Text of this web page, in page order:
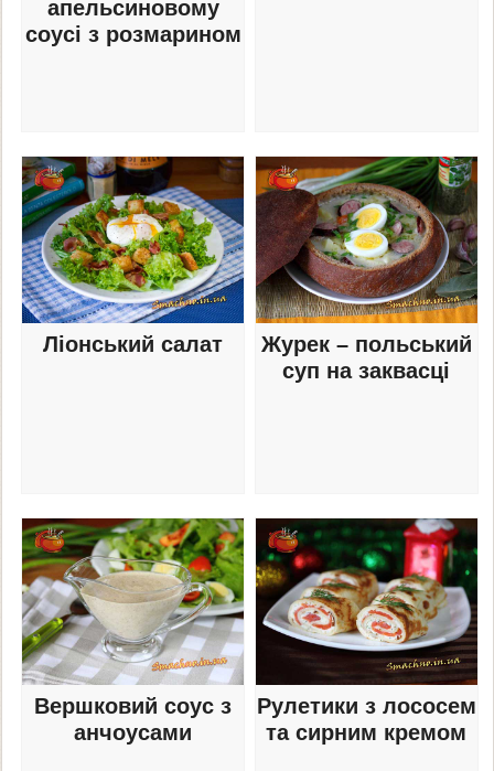
апельсиновому
соусі з розмарином
Ліонський салат
Журек – польський
суп на заквасці
Вершковий соус з
анчоусами
Рулетики з лососем
та сирним кремом